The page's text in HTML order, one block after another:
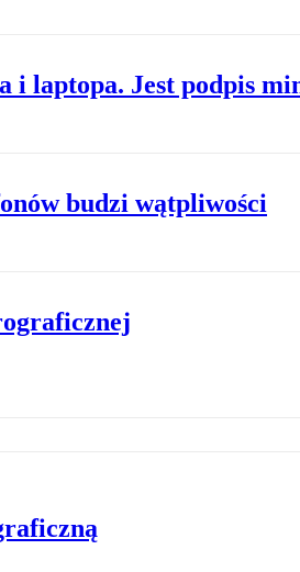
i laptopa. Jest podpis
budzi wątpliwości